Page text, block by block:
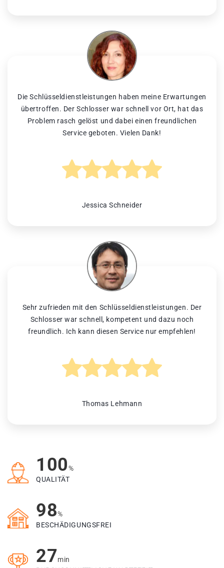
Die Schlüsseldienstleistungen haben meine Erwartungen
übertroffen. Der Schlosser war schnell vor Ort, hat das
Problem rasch gelöst und dabei einen freundlichen
Service geboten. Vielen Dank!
Jessica Schneider
Sehr zufrieden mit den Schlüsseldienstleistungen. Der
Schlosser war schnell, kompetent und dazu noch
freundlich. Ich kann diesen Service nur empfehlen!
Thomas Lehmann
100%
QUALITÄT
98%
BESCHÄDIGUNGSFREI
27min